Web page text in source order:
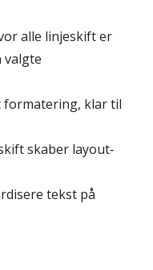
alle linjeskift er
valgte
formatering, klar til
skaber layout‑
tekst på